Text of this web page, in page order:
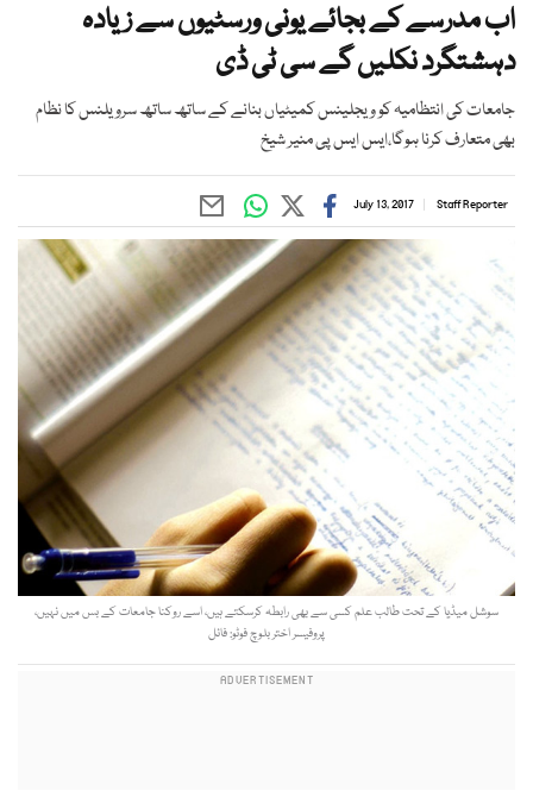
اب مدرسے کے بجائے یونی ورسٹیوں سے زیادہ
دہشتگرد نکلیں گے سی ٹی ڈی
جامعات کی انتظامیہ کو ویجلینس کمیٹیاں بنانے کے ساتھ ساتھ سرویلنس کا نظام
بھی متعارف کرنا ہوگا،ایس ایس پی منیر شیخ
Staff Reporter
July 13, 2017
سوشل میڈیا کے تحت طالب علم کسی سے بھی رابطہ کرسکتے ہیں، اسے روکنا جامعات کے بس میں نہیں،
پروفیسر اختر بلوچ فوٹو: فائل